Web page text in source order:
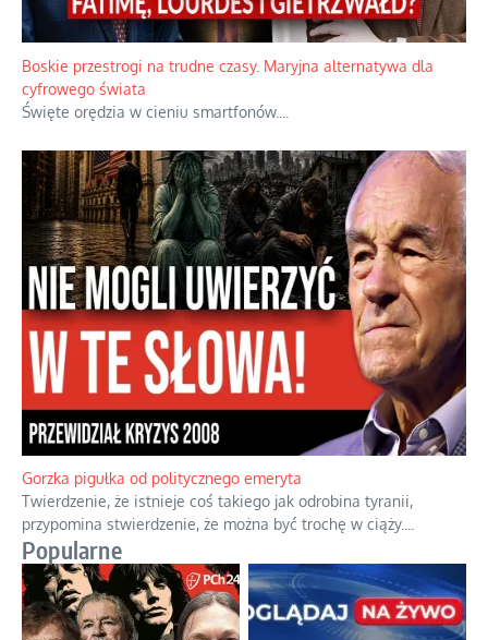
Papieskie innowacje w tradycyjnym różańcu
Gorący dylemat medytacji nad tajemnicami....
Boskie przestrogi na trudne czasy. Maryjna alternatywa dla
cyfrowego świata
Święte orędzia w cieniu smartfonów....